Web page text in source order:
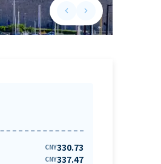
keyboard_arrow_leftPrevious slide
keyboard_arrow_rightNext slide
CNY330.73
CNY337.47